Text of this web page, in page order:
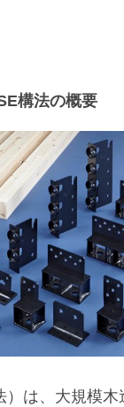
構法の概要
）は、大規模木